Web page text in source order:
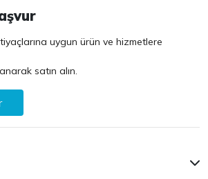
uygun ürün ve hizmetlere
satın alın.